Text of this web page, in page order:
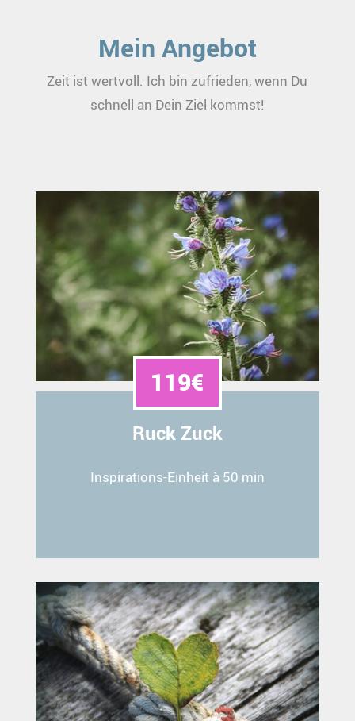
Mein Angebot
Zeit ist wertvoll. Ich bin zufrieden, wenn Du
schnell an Dein Ziel kommst!
119€
Ruck Zuck
Inspirations-Einheit à 50 min